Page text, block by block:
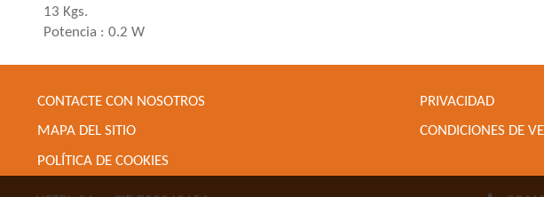
13 Kgs.
Potencia : 0.2 W
CONTACTE CON NOSOTROS
MAPA DEL SITIO
POLÍTICA DE COOKIES
PRIVACIDAD
CONDICIONES DE